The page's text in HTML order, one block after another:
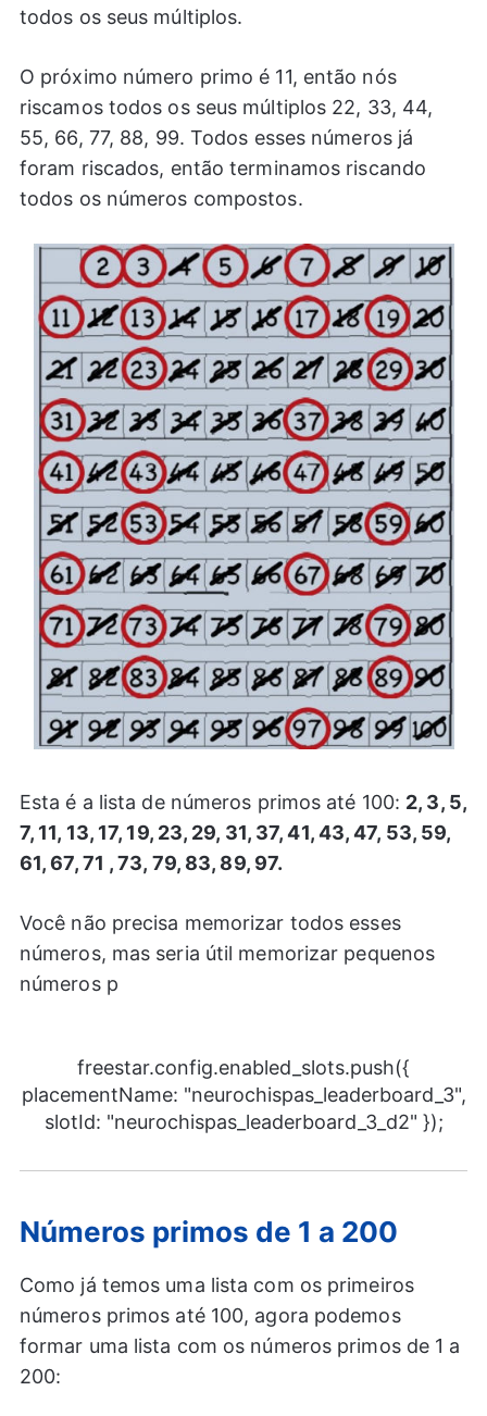
todos os seus múltiplos.
O próximo número primo é 11, então nós
riscamos todos os seus múltiplos 22, 33, 44,
55, 66, 77, 88, 99. Todos esses números já
foram riscados, então terminamos riscando
todos os números compostos.
Esta é a lista de números primos até 100: 2, 3, 5,
7, 11, 13, 17, 19, 23, 29, 31, 37, 41, 43, 47, 53, 59,
61, 67, 71 , 73, 79, 83, 89, 97.
Você não precisa memorizar todos esses
números, mas seria útil memorizar pequenos
números p
freestar.config.enabled_slots.push({
placementName: "neurochispas_leaderboard_3",
slotId: "neurochispas_leaderboard_3_d2" });
Números primos de 1 a 200
Como já temos uma lista com os primeiros
números primos até 100, agora podemos
formar uma lista com os números primos de 1 a
200: